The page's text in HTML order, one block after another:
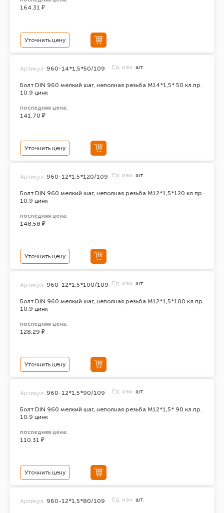
164.31 ₽
Уточнить цену
Болт DIN 960 мелкий шаг, неполная резьба M14*1,5* 50 кл.пр.
10.9 цинк
Артикул: 960-14*1,5*50/109 Ед. изм. шт.
последняя цена:
141.70 ₽
Уточнить цену
Болт DIN 960 мелкий шаг, неполная резьба M12*1,5*120 кл.пр.
10.9 цинк
Артикул: 960-12*1,5*120/109 Ед. изм. шт.
последняя цена:
148.58 ₽
Уточнить цену
Болт DIN 960 мелкий шаг, неполная резьба M12*1,5*100 кл.пр.
10.9 цинк
Артикул: 960-12*1,5*100/109 Ед. изм. шт.
последняя цена:
128.29 ₽
Уточнить цену
Болт DIN 960 мелкий шаг, неполная резьба M12*1,5* 90 кл.пр.
10.9 цинк
Артикул: 960-12*1,5*90/109 Ед. изм. шт.
последняя цена:
110.31 ₽
Уточнить цену
Артикул: 960-12*1,5*80/109 Ед. изм. шт.